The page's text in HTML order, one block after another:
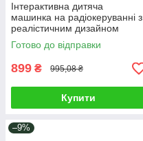
Інтерактивна дитяча
машинка на радіокеруванні з
реалістичним дизайном
герой мультфільму аніме
підсвічування
Готово до відправки
899 ₴ 995,08 ₴
Купити
–9%